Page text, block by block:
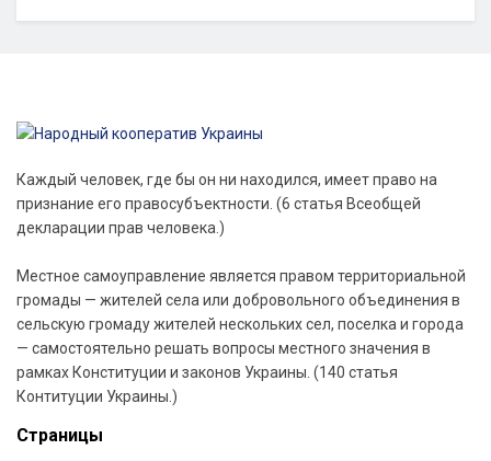
Каждый человек, где бы он ни находился, имеет право на
признание его правосубъектности. (6 статья Всеобщей
декларации прав человека.)
Местное самоуправление является правом территориальной
громады — жителей села или добровольного объединения в
сельскую громаду жителей нескольких сел, поселка и города
— самостоятельно решать вопросы местного значения в
рамках Конституции и законов Украины. (140 статья
Контитуции Украины.)
Страницы